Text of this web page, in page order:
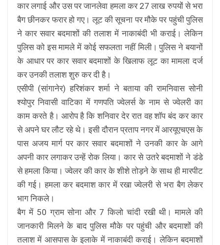
कार लगाई और उस पर जानलेवा हमला कर 27 लाख रुपयों से भरा
बैग छीनकर फरार हो गए। लूट की सूचना पर मौके पर पहुंची पुलिस
ने कार सवार बदमाशों की तलाश में नाकाबंदी भी कराई। लेकिन
पुलिस को इस मामले में कोई सफलता नहीं मिली। पुलिस ने बयानों
के आधार पर कार सवार बदमाशों के खिलाफ लूट का मामला दर्ज
कर उनकी तलाश शुरु कर दी है।
एसीपी (सांगानेर) हरिशंकर शर्मा ने बताया की रामनिवास सोनी
श्योपुर निवासी वाटिका में गणपति ज्वेलर्स के नाम से ज्वेलरी का
काम करते है। आरोप है कि शनिवार देर रात वह शॉप बंद कर कार
से अपने घर लौट रहे थे। इसी दौरान प्रताप नगर में आरयूएचएस के
पास अजय मार्ग पर कार सवार बदमाशों ने उनकी कार के आगे
अपनी कार लगाकर उन्हें रोक लिया। कार से उतरे बदमाशों ने डंडे
से हमला किया। ज्वेलर की कार के शीशे तोड़ने के साथ ही मारपीट
की गई। हमला कर बदमाश कार में रखा ज्वेलरी से भरा बैग लेकर
भाग निकले।
बैग में 50 ग्राम सोना और 7 किलो चांदी रखी थी। मामले की
जानकारी मिलने के बाद पुलिस मौके पर पहुंची और बदमाशों की
तलाश में आसपास के इलाके में नाकाबंदी कराई। लेकिन बदमाशों